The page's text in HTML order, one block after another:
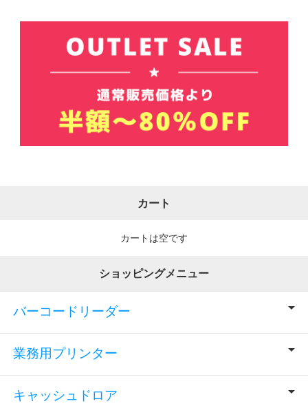
カート
カートは空です
ショッピングメニュー
バーコードリーダー
業務用プリンター
キャッシュドロア